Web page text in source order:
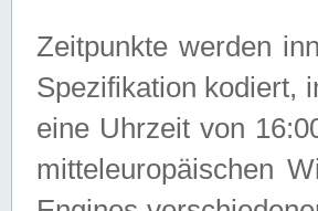
Zeitpunkte werden
Spezifikation kodiert,
eine Uhrzeit von
mitteleuropäischen